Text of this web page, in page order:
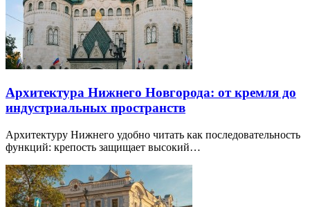
Архитектура Нижнего Новгорода: от кремля до
индустриальных пространств
Архитектуру Нижнего удобно читать как последовательность
функций: крепость защищает высокий…